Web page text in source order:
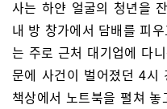
사는 하얀 얼굴의 청년을
내 방 창가에서 담배를 피
는 주로 근처 대기업에 다
문에 사건이 벌어졌던 4시
책상에서 노트북을 펼쳐